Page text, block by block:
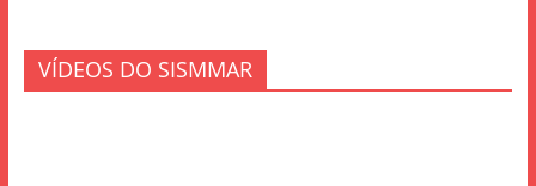
VÍDEOS DO SISMMAR